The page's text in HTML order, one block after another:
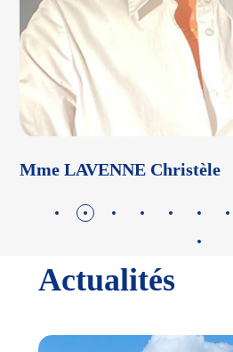
Mme LAVENNE Christèle
Actualités